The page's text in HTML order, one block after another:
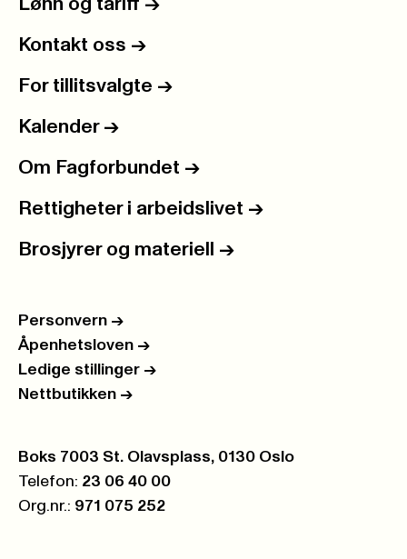
Lønn og tariff ->
Kontakt oss ->
For tillitsvalgte ->
Kalender ->
Om Fagforbundet ->
Rettigheter i arbeidslivet ->
Brosjyrer og materiell ->
Personvern ->
Åpenhetsloven ->
Ledige stillinger ->
Nettbutikken ->
Postboks:
Boks 7003 St. Olavsplass, 0130 Oslo
Telefon: 23 06 40 00
Org.nr.: 971 075 252